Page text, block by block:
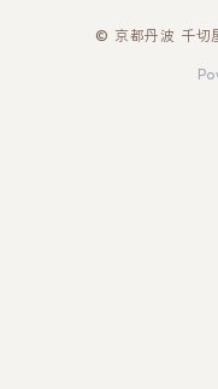
© 京都丹波 千